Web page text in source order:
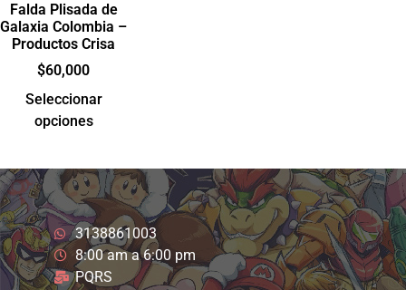
Falda Plisada de
Galaxia Colombia –
Productos Crisa
$60,000
Seleccionar
opciones
3138861003
8:00 am a 6:00 pm
PQRS